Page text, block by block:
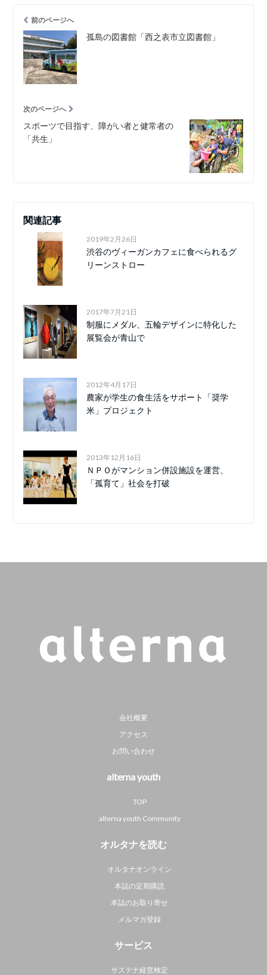
前のページへ
孤島の図書館「西之表市立図書館」
次のページへ
スポーツで目指す、障がい者と健常者の
「共生」
関連記事
2019年2月26日
渋谷のヴィーガンカフェに食べられるグ
リーンストロー
2017年7月21日
制服にメダル、五輪デザインに特化した
展覧会が青山で
2012年4月17日
農家が学生の食生活をサポート「奨学
米」プロジェクト
2013年12月16日
ＮＰＯがマンション併設施設を運営、
「孤育て」社会を打破
会社概要
アクセス
お問い合わせ
alterna youth
TOP
alterna youth Community
オルタナを読む
オルタナオンライン
本誌の定期購読
本誌のお取り寄せ
メルマガ登録
サービス
サステナ経営検定